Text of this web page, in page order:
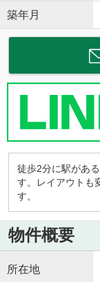
築年月
徒歩2分に駅があ
す。レイアウトも
す。
物件概要
所在地